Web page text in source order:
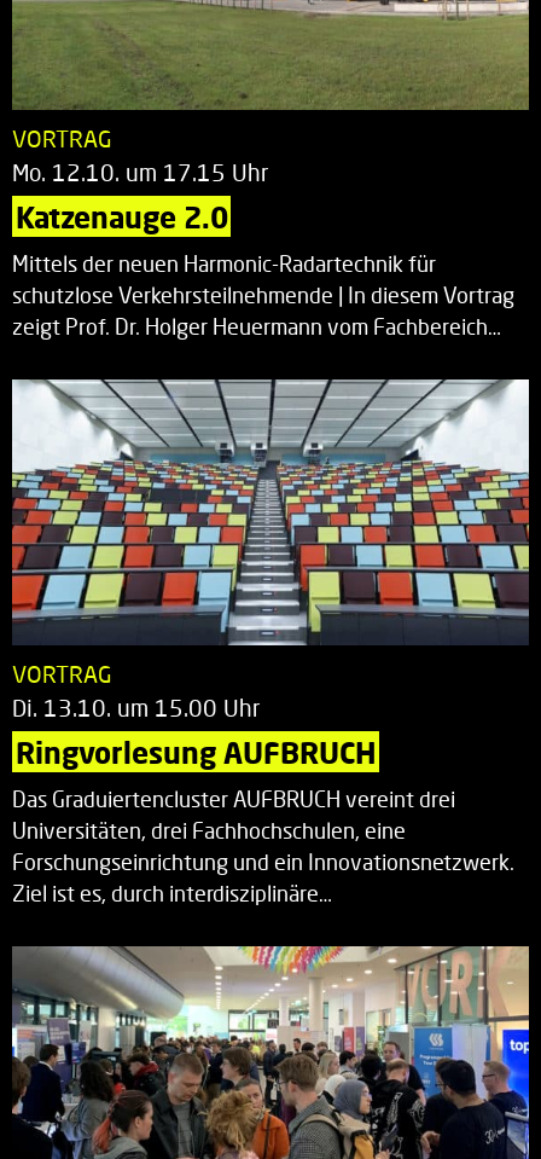
VORTRAG
Mo. 12.10. um 17.15 Uhr
Katzenauge 2.0
Mittels der neuen Harmonic-Radartechnik für
schutzlose Verkehrsteilnehmende | In diesem Vortrag
zeigt Prof. Dr. Holger Heuermann vom Fachbereich…
VORTRAG
Di. 13.10. um 15.00 Uhr
Ringvorlesung AUFBRUCH
Das Graduiertencluster AUFBRUCH vereint drei
Universitäten, drei Fachhochschulen, eine
Forschungseinrichtung und ein Innovationsnetzwerk.
Ziel ist es, durch interdisziplinäre…